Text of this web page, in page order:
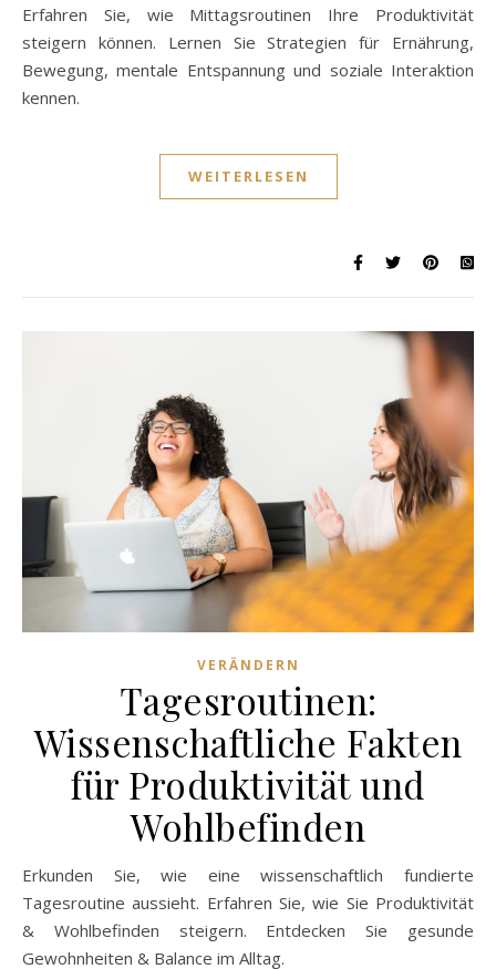
Erfahren Sie, wie Mittagsroutinen Ihre Produktivität
steigern können. Lernen Sie Strategien für Ernährung,
Bewegung, mentale Entspannung und soziale Interaktion
kennen.
WEITERLESEN
VERÄNDERN
Tagesroutinen:
Wissenschaftliche Fakten
für Produktivität und
Wohlbefinden
Erkunden Sie, wie eine wissenschaftlich fundierte
Tagesroutine aussieht. Erfahren Sie, wie Sie Produktivität
& Wohlbefinden steigern. Entdecken Sie gesunde
Gewohnheiten & Balance im Alltag.